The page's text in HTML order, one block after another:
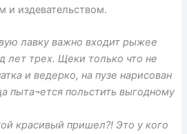
издевательством.
лавку важно входит рыжее
лет трех. Щеки только что не
и ведерко, на пузе нарисован
пыта¬ется польстить выгодному
красивый пришел?! Это у кого